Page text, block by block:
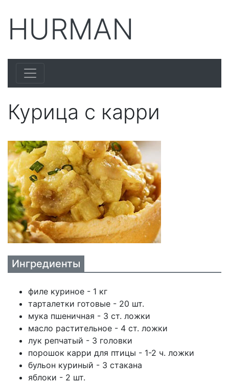
HURMAN
Курица с карри
Ингредиенты
филе куриное - 1 кг
тарталетки готовые - 20 шт.
мука пшеничная - 3 ст. ложки
масло растительное - 4 ст. ложки
лук репчатый - 3 головки
порошок карри для птицы - 1-2 ч. ложки
бульон куриный - 3 стакана
яблоки - 2 шт.